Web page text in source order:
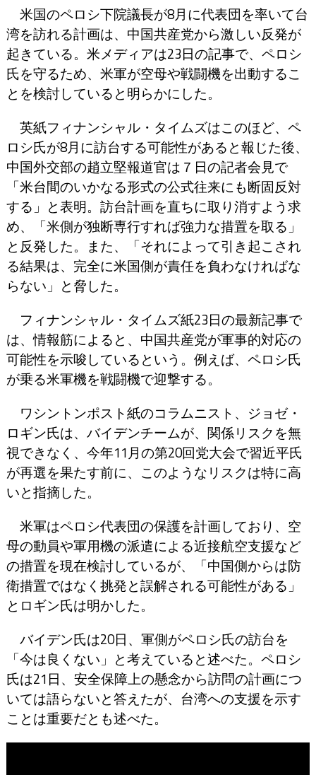
米国のペロシ下院議長が8月に代表団を率いて台
湾を訪れる計画は、中国共産党から激しい反発が
起きている。米メディアは23日の記事で、ペロシ
氏を守るため、米軍が空母や戦闘機を出動するこ
とを検討していると明らかにした。
英紙フィナンシャル・タイムズはこのほど、ペ
ロシ氏が8月に訪台する可能性があると報じた後、
中国外交部の趙立堅報道官は７日の記者会見で
「米台間のいかなる形式の公式往来にも断固反対
する」と表明。訪台計画を直ちに取り消すよう求
め、「米側が独断専行すれば強力な措置を取る」
と反発した。また、「それによって引き起こされ
る結果は、完全に米国側が責任を負わなければな
らない」と脅した。
フィナンシャル・タイムズ紙23日の最新記事で
は、情報筋によると、中国共産党が軍事的対応の
可能性を示唆しているという。例えば、ペロシ氏
が乗る米軍機を戦闘機で迎撃する。
ワシントンポスト紙のコラムニスト、ジョゼ・
ロギン氏は、バイデンチームが、関係リスクを無
視できなく、今年11月の第20回党大会で習近平氏
が再選を果たす前に、このようなリスクは特に高
いと指摘した。
米軍はペロシ代表団の保護を計画しており、空
母の動員や軍用機の派遣による近接航空支援など
の措置を現在検討しているが、「中国側からは防
衛措置ではなく挑発と誤解される可能性がある」
とロギン氏は明かした。
バイデン氏は20日、軍側がペロシ氏の訪台を
「今は良くない」と考えていると述べた。ペロシ
氏は21日、安全保障上の懸念から訪問の計画につ
いては語らないと答えたが、台湾への支援を示す
ことは重要だとも述べた。